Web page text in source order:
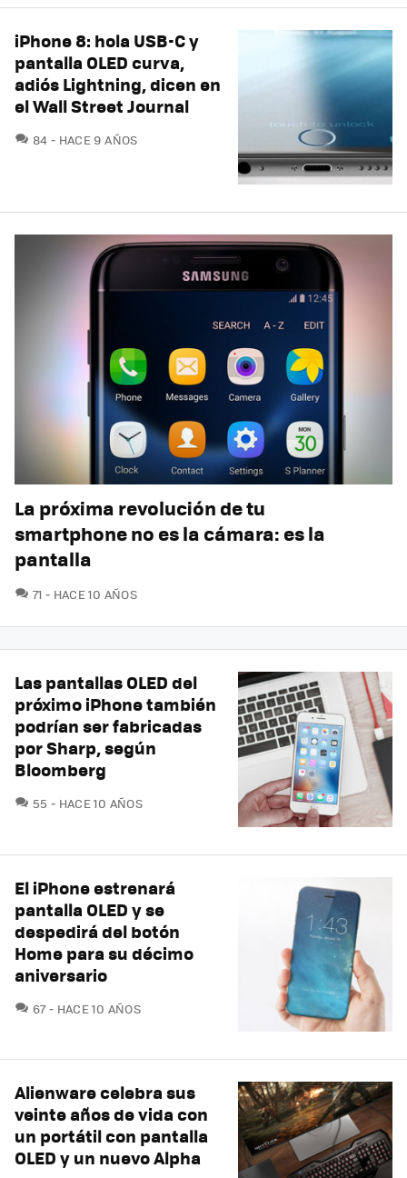
iPhone 8: hola USB-C y
pantalla OLED curva,
adiós Lightning, dicen en
el Wall Street Journal
84 COMENTARIOS
HACE 9 AÑOS
La próxima revolución de tu
smartphone no es la cámara: es la
pantalla
71 COMENTARIOS
HACE 10 AÑOS
Las pantallas OLED del
próximo iPhone también
podrían ser fabricadas
por Sharp, según
Bloomberg
55 COMENTARIOS
HACE 10 AÑOS
El iPhone estrenará
pantalla OLED y se
despedirá del botón
Home para su décimo
aniversario
67COMENTARIOS
HACE 10 AÑOS
Alienware celebra sus
veinte años de vida con
un portátil con pantalla
OLED y un nuevo Alpha